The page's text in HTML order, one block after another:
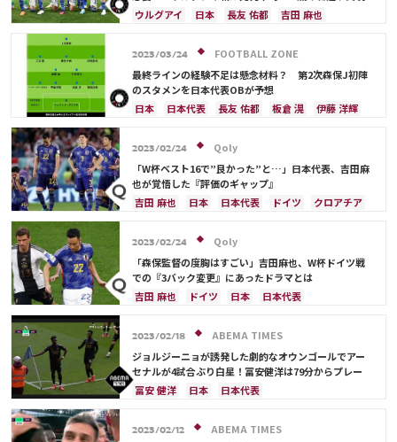
ウルグアイ
日本 長友 佑都
吉田 麻也
日本代表
シュミット・ダニエル
浅野 拓磨
南野 拓実
守田 英正 三笘 薫
鎌田 大地
堂安 律
冨安 健洋 遠藤 航
伊藤 洋輝
2023/03/24
FOOTBALL ZONE
最終ラインの経験不足は懸念材料？ 第2次森保J初陣
のスタメンを日本代表OBが予想
日本
日本代表 長友 佑都 板倉 滉
伊藤 洋輝
シュミット・ダニエル
谷口 彰悟
山根 視来 柴崎 岳
伊東 純也
南野 拓実
守田 英正 三笘 薫
鎌田 大地
酒井 宏樹 冨安 健洋
遠藤 航
2023/02/24
Qoly
「W杯ベスト16で”良かった”と…」日本代表、吉田麻
也が覚悟した『評価のギャップ』
吉田 麻也
日本 日本代表 ドイツ
クロアチア
谷 晃生
冨安 健洋
2023/02/24
Qoly
「森保監督の度胸はすごい」吉田麻也、W杯ドイツ戦
での『3バック変更』にあったドラマとは
吉田 麻也
ドイツ 日本
日本代表
板倉 滉
冨安 健洋
2023/02/18
ABEMA TIMES
ジョルジーニョが誘発した劇的なオウンゴールでアー
セナルが4試合ぶり白星！冨安健洋は79分からプレー
冨安 健洋
日本 日本代表
2023/02/12
ABEMA TIMES